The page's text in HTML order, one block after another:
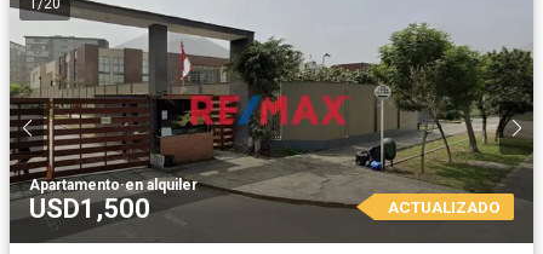
1 /20
Apartamento·en alquiler
USD1,500 ACTUALIZADO